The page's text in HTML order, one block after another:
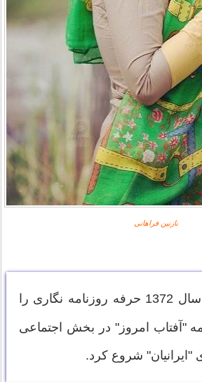
نازنین فراهانی
از سال 1372 حرفه روزنامه نگاری را
"آفتاب امروز" در بخش اجتماعی
شروع کرد.